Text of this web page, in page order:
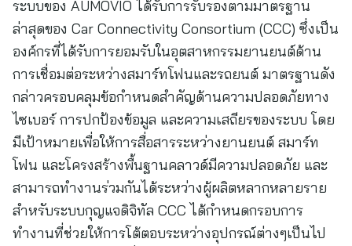
ระบบของ AUMOVIO ได้รับการรับรองตามมาตรฐาน
ล่าสุดของ Car Connectivity Consortium (CCC) ซึ่งเป็น
องค์กรที่ได้รับการยอมรับในอุตสาหกรรมยานยนต์ด้าน
การเชื่อมต่อระหว่างสมาร์ทโฟนและรถยนต์ มาตรฐานดัง
กล่าวครอบคลุมข้อกำหนดสำคัญด้านความปลอดภัยทาง
ไซเบอร์ การปกป้องข้อมูล และความเสถียรของระบบ โดย
มีเป้าหมายเพื่อให้การสื่อสารระหว่างยานยนต์ สมาร์ท
โฟน และโครงสร้างพื้นฐานคลาวด์มีความปลอดภัย และ
สามารถทำงานร่วมกันได้ระหว่างผู้ผลิตหลากหลายราย
สำหรับระบบกุญแจดิจิทัล CCC ได้กำหนดกรอบการ
ทำงานที่ช่วยให้การโต้ตอบระหว่างอุปกรณ์ต่างๆเป็นไป